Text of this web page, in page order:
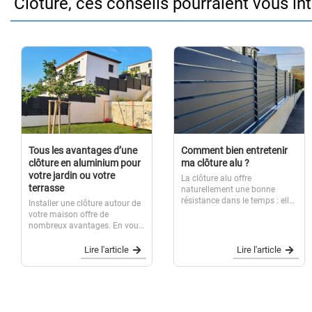
Tous les avantages d’une
clôture en aluminium pour
votre jardin ou votre
terrasse
Installer une clôture autour de
votre maison offre de
nombreux avantages. En vous
indiscrets, la clôture pour le
jardin ou la terrasse préserve
votre intimité. Elle garantit la
Lire l'article
Comment bien entretenir
ma clôture alu ?
La clôture alu offre
naturellement une bonne
résistance dans le temps : elle
régulièrement les salissures
qui pourraient se déposer sur
votre...
Lire l'article